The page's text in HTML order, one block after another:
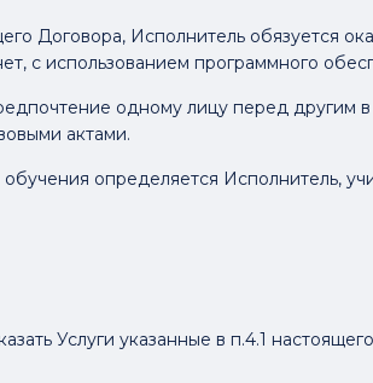
Договора, Исполнитель обязуется
с использованием программного
одному лицу перед
актами.
определяется Исполнитель,
Услуги указанные в п.4.1